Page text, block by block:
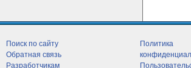
Поиск по сайту
Обратная связь
Разработчикам
Политика